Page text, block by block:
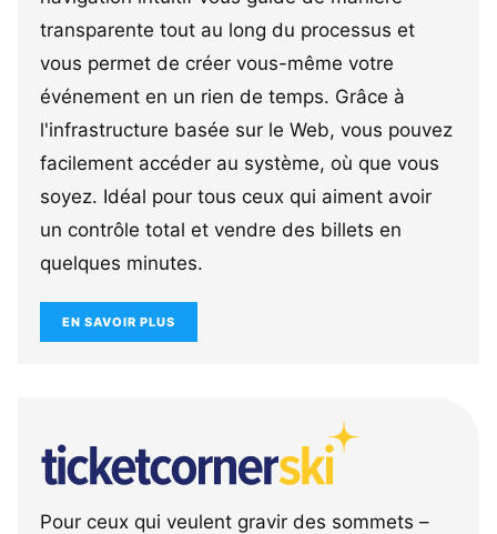
transparente tout au long du processus et
vous permet de créer vous-même votre
événement en un rien de temps. Grâce à
l'infrastructure basée sur le Web, vous pouvez
facilement accéder au système, où que vous
soyez. Idéal pour tous ceux qui aiment avoir
un contrôle total et vendre des billets en
quelques minutes.
EN SAVOIR PLUS
Pour ceux qui veulent gravir des sommets –